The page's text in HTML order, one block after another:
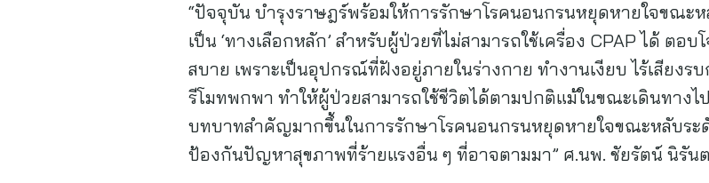
“ปัจจุบัน บำรุงราษฎร์พร้อมให้การรักษาโรคนอนกรนหยุดหายใจขณะ
เป็น ‘ทางเลือกหลัก’ สำหรับผู้ป่วยที่ไม่สามารถใช้เครื่อง CPAP ได้ ตอ
สบาย เพราะเป็นอุปกรณ์ที่ฝังอยู่ภายในร่างกาย ทำงานเงียบ ไร้เสียง
รีโมทพกพา ทำให้ผู้ป่วยสามารถใช้ชีวิตได้ตามปกติแม้ในขณะเดินทางไ
บทบาทสำคัญมากขึ้นในการรักษาโรคนอนกรนหยุดหายใจขณะหลับระ
ป้องกันปัญหาสุขภาพที่ร้ายแรงอื่น ๆ ที่อาจตามมา” ศ.นพ. ชัยรัตน์ นิรัน